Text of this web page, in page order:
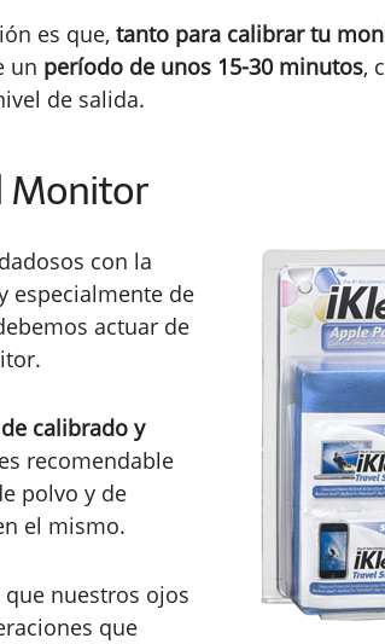
es que, tanto para calibrar tu
un período de unos 15-30 minutos,
de salida.
Monitor
con la
especialmente de
actuar de
calibrado y
recomendable
polvo y de
el mismo.
nuestros ojos
que